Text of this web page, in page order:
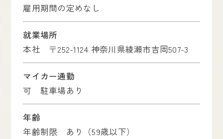
雇用期間の定めなし
就業場所
本社 〒252-1124 神奈川県綾瀬市吉岡507-3
マイカー通勤
可 駐車場あり
年齢
年齢制限 あり（59歳以下）